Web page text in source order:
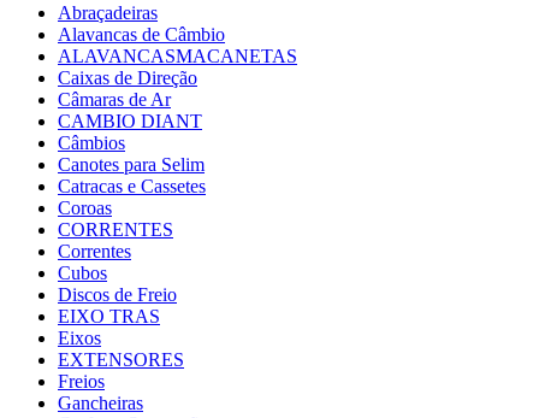
Abraçadeiras
Alavancas de Câmbio
ALAVANCASMACANETAS
Caixas de Direção
Câmaras de Ar
CAMBIO DIANT
Câmbios
Canotes para Selim
Catracas e Cassetes
Coroas
CORRENTES
Correntes
Cubos
Discos de Freio
EIXO TRAS
Eixos
EXTENSORES
Freios
Gancheiras